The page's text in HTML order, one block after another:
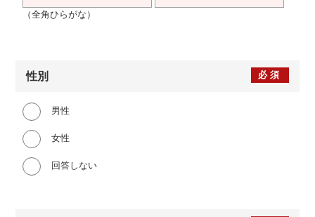
（全角ひらがな）
必須
性別
男性
女性
回答しない